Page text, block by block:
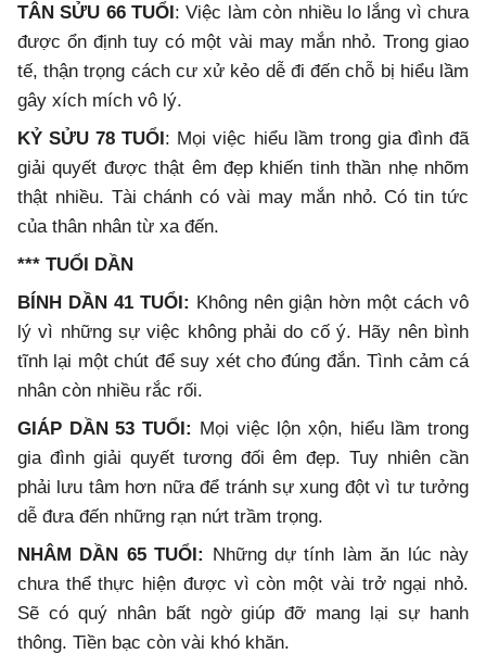
TÂN SỬU 66 TUỔI: Việc làm còn nhiều lo lắng vì chưa
được ổn định tuy có một vài may mắn nhỏ. Trong giao
tế, thận trọng cách cư xử kẻo dễ đi đến chỗ bị hiểu lầm
gây xích mích vô lý.
KỶ SỬU 78 TUỔI: Mọi việc hiểu lầm trong gia đình đã
giải quyết được thật êm đẹp khiến tinh thần nhẹ nhõm
thật nhiều. Tài chánh có vài may mắn nhỏ. Có tin tức
của thân nhân từ xa đến.
*** TUỔI DẦN
BÍNH DẦN 41 TUỔI: Không nên giận hờn một cách vô
lý vì những sự việc không phải do cố ý. Hãy nên bình
tĩnh lại một chút để suy xét cho đúng đắn. Tình cảm cá
nhân còn nhiều rắc rối.
GIÁP DẦN 53 TUỔI: Mọi việc lộn xộn, hiểu lầm trong
gia đình giải quyết tương đối êm đẹp. Tuy nhiên cần
phải lưu tâm hơn nữa để tránh sự xung đột vì tư tưởng
dễ đưa đến những rạn nứt trầm trọng.
NHÂM DẦN 65 TUỔI: Những dự tính làm ăn lúc này
chưa thể thực hiện được vì còn một vài trở ngại nhỏ.
Sẽ có quý nhân bất ngờ giúp đỡ mang lại sự hanh
thông. Tiền bạc còn vài khó khăn.